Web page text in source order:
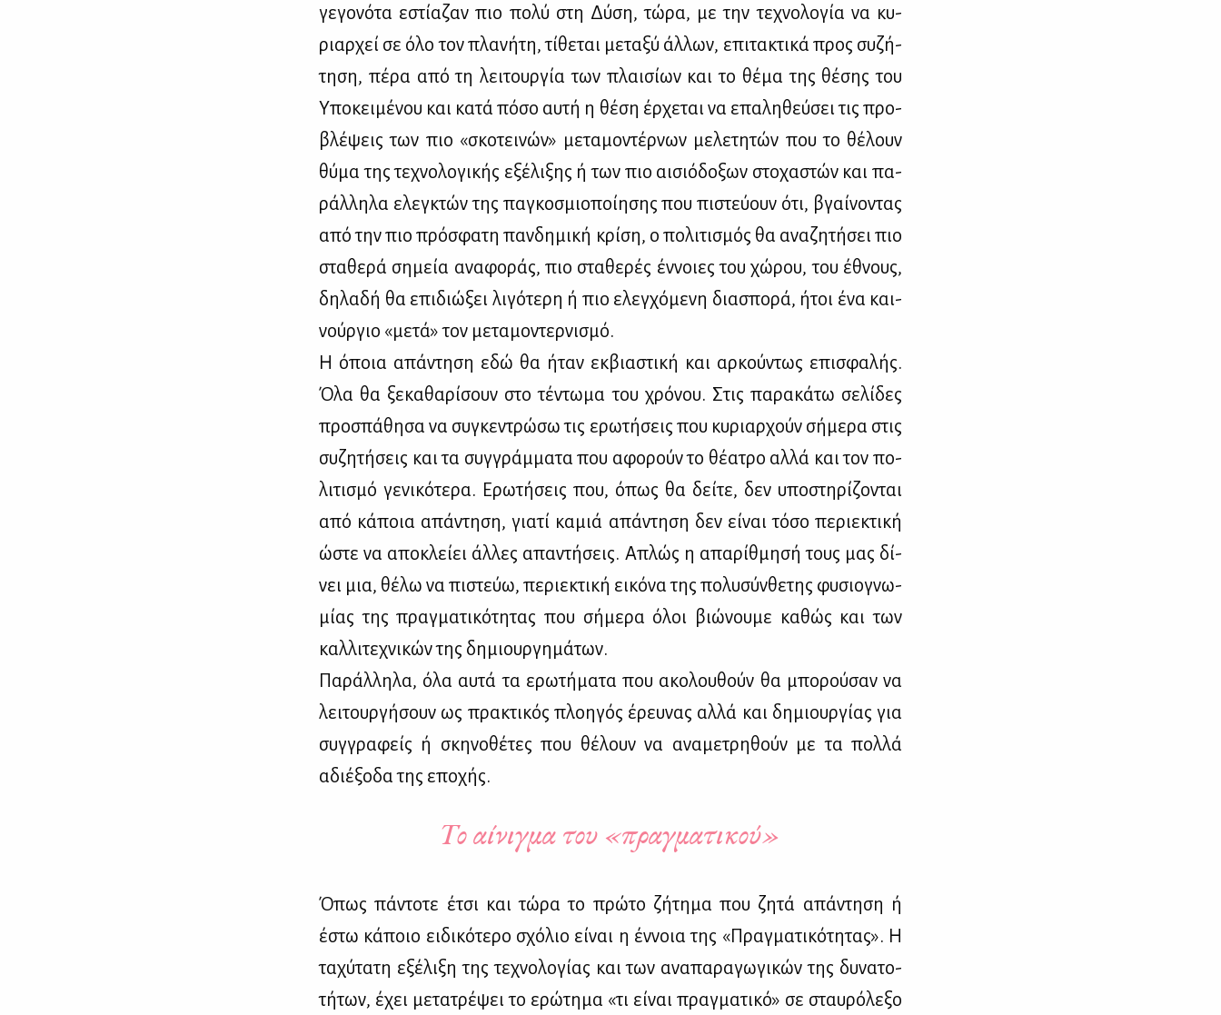
γε­γο­νό­τα εστί­α­ζαν πιο πο­λύ στη Δύ­ση, τώ­ρα, με την τε­χνο­λο­γία να κυ­
ριαρ­χεί σε όλο τον πλα­νή­τη, τί­θε­ται με­τα­ξύ άλ­λων, επι­τα­κτι­κά προς συ­ζή­
τη­ση, πέ­ρα από τη λει­τουρ­γία των πλαι­σί­ων και το θέ­μα της θέ­σης του
Υπο­κει­μέ­νου και κα­τά πό­σο αυ­τή η θέ­ση έρ­χε­ται να επα­λη­θεύ­σει τις προ­
βλέ­ψεις των πιο «σκο­τει­νών» με­τα­μο­ντέρ­νων με­λε­τη­τών που το θέ­λουν
θύ­μα της τε­χνο­λο­γι­κής εξέ­λι­ξης ή των πιο αι­σιό­δο­ξων στο­χα­στών και πα­
ράλ­λη­λα ελεγ­κτών της πα­γκο­σμιο­ποί­η­σης που πι­στεύ­ουν ότι, βγαί­νο­ντας
από την πιο πρό­σφα­τη παν­δη­μι­κή κρί­ση, ο πο­λι­τι­σμός θα ανα­ζη­τή­σει πιο
στα­θε­ρά ση­μεία ανα­φο­ράς, πιο στα­θε­ρές έν­νοιες του χώ­ρου, του έθνους,
δη­λα­δή θα επι­διώ­ξει λι­γό­τε­ρη ή πιο ελεγ­χό­με­νη δια­σπο­ρά, ήτοι ένα και­
νούρ­γιο «με­τά» τον με­τα­μο­ντερ­νι­σμό.
Η όποια απά­ντη­ση εδώ θα ήταν εκ­βια­στι­κή και αρ­κού­ντως επι­σφα­λής.
Όλα θα ξε­κα­θα­ρί­σουν στο τέ­ντω­μα του χρό­νου. Στις πα­ρα­κά­τω σε­λί­δες
προ­σπά­θη­σα να συ­γκε­ντρώ­σω τις ερω­τή­σεις που κυ­ριαρ­χούν σή­με­ρα στις
συ­ζη­τή­σεις και τα συγ­γράμ­μα­τα που αφο­ρούν το θέ­α­τρο αλ­λά και τον πο­
λι­τι­σμό γε­νι­κό­τε­ρα. Ερω­τή­σεις που, όπως θα δεί­τε, δεν υπο­στη­ρί­ζο­νται
από κά­ποια απά­ντη­ση, για­τί κα­μιά απά­ντη­ση δεν εί­ναι τό­σο πε­ριε­κτι­κή
ώστε να απο­κλεί­ει άλ­λες απα­ντή­σεις. Απλώς η απα­ρίθ­μη­σή τους μας δί­
νει μια, θέ­λω να πι­στεύω, πε­ριε­κτι­κή ει­κό­να της πο­λυ­σύν­θε­της φυ­σιο­γνω­
μί­ας της πραγ­μα­τι­κό­τη­τας που σή­με­ρα όλοι βιώ­νου­με κα­θώς και των
καλ­λι­τε­χνι­κών της δη­μιουρ­γη­μά­των.
Πα­ράλ­λη­λα, όλα αυ­τά τα ερω­τή­μα­τα που ακο­λου­θούν θα μπο­ρού­σαν να
λει­τουρ­γή­σουν ως πρα­κτι­κός πλοη­γός έρευ­νας αλ­λά και δη­μιουρ­γί­ας για
συγ­γρα­φείς ή σκη­νο­θέ­τες που θέ­λουν να ανα­με­τρη­θούν με τα πολ­λά
αδιέ­ξο­δα της επο­χής.
Το αίνιγμα του «πραγματικού»
Όπως πά­ντο­τε έτσι και τώ­ρα το πρώ­το ζή­τη­μα που ζη­τά απά­ντη­ση ή
έστω κά­ποιο ει­δι­κό­τε­ρο σχό­λιο εί­ναι η έν­νοια της «Πραγ­μα­τι­κό­τη­τας». Η
τα­χύ­τα­τη εξέ­λι­ξη της τε­χνο­λο­γί­ας και των ανα­πα­ρα­γω­γι­κών της δυ­να­το­
τή­των, έχει με­τα­τρέ­ψει το ερώ­τη­μα «τι εί­ναι πραγ­μα­τι­κό» σε σταυ­ρό­λε­ξο